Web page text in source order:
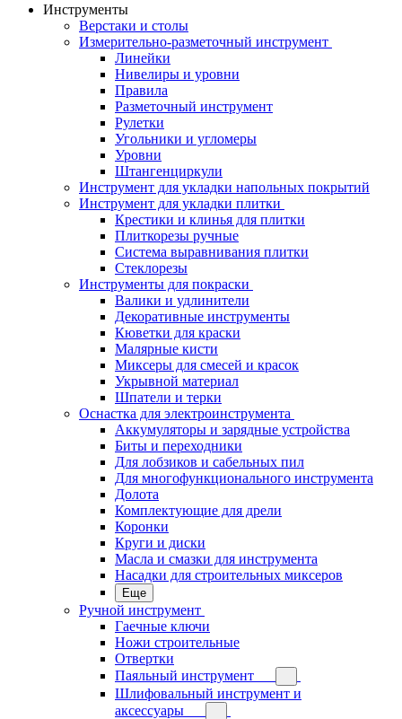
Инструменты
Верстаки и столы
Измерительно-разметочный инструмент
Линейки
Нивелиры и уровни
Правила
Разметочный инструмент
Рулетки
Угольники и угломеры
Уровни
Штангенциркули
Инструмент для укладки напольных покрытий
Инструмент для укладки плитки
Крестики и клинья для плитки
Плиткорезы ручные
Система выравнивания плитки
Стеклорезы
Инструменты для покраски
Валики и удлинители
Декоративные инструменты
Кюветки для краски
Малярные кисти
Миксеры для смесей и красок
Укрывной материал
Шпатели и терки
Оснастка для электроинструмента
Аккумуляторы и зарядные устройства
Биты и переходники
Для лобзиков и сабельных пил
Для многофункционального инструмента
Долота
Комплектующие для дрели
Коронки
Круги и диски
Масла и смазки для инструмента
Насадки для строительных миксеров
Еще
Ручной инструмент
Гаечные ключи
Ножи строительные
Отвертки
Паяльный инструмент
Шлифовальный инструмент и
аксессуары